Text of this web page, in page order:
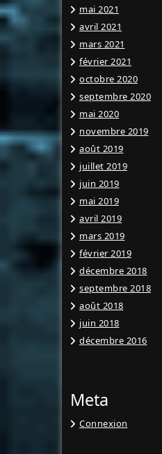
mai 2021
avril 2021
mars 2021
février 2021
octobre 2020
septembre 2020
mai 2020
novembre 2019
août 2019
juillet 2019
juin 2019
mai 2019
avril 2019
mars 2019
février 2019
décembre 2018
septembre 2018
août 2018
juin 2018
décembre 2016
Meta
Connexion